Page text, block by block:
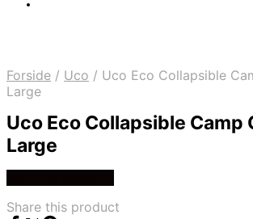
Forside / Uco / Uco Eco Collapsible
Large
Uco Eco Collapsible Camp
Large
Share this product